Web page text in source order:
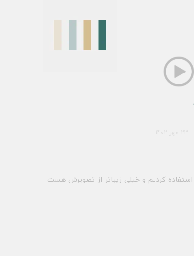
استفاده کردیم و خیلی زیباتر از تصویرش هست